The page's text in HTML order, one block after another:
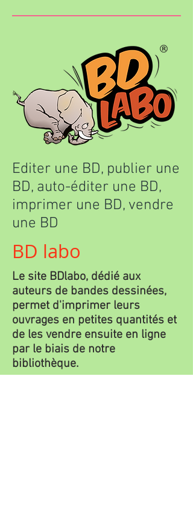
Editer une BD, publier une
BD, auto-éditer une BD,
imprimer une BD, vendre
une BD
BD labo
Le site BDlabo, dédié aux
auteurs de bandes dessinées,
permet d'imprimer leurs
ouvrages en petites quantités et
de les vendre ensuite en ligne
par le biais de notre
bibliothèque.